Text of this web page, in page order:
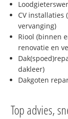
CV installaties
vervanging)
Riool (binnen
renovatie en
dakleer)
Dakgoten
Top advies,